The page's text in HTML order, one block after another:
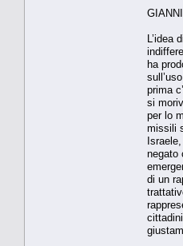
L’idea
ha
prima
si
per lo
missili
negato
di un